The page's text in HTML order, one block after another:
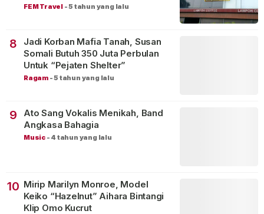
FEM Travel -5 tahun yang lalu
8
Jadi Korban Mafia Tanah, Susan
Somali Butuh 350 Juta Perbulan
Untuk “Pejaten Shelter”
Ragam -5 tahun yang lalu
9
Ato Sang Vokalis Menikah, Band
Angkasa Bahagia
Music - 4 tahun yang lalu
10 Mirip Marilyn Monroe, Model
Keiko “Hazelnut” Aihara Bintangi
Klip Omo Kucrut